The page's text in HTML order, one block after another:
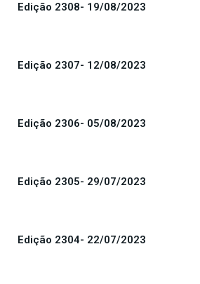
Edição 2308- 19/08/2023
Edição 2307- 12/08/2023
Edição 2306- 05/08/2023
Edição 2305- 29/07/2023
Edição 2304- 22/07/2023